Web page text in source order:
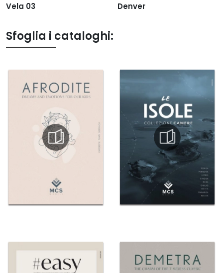
Vela 03 Denver
Sfoglia i cataloghi: